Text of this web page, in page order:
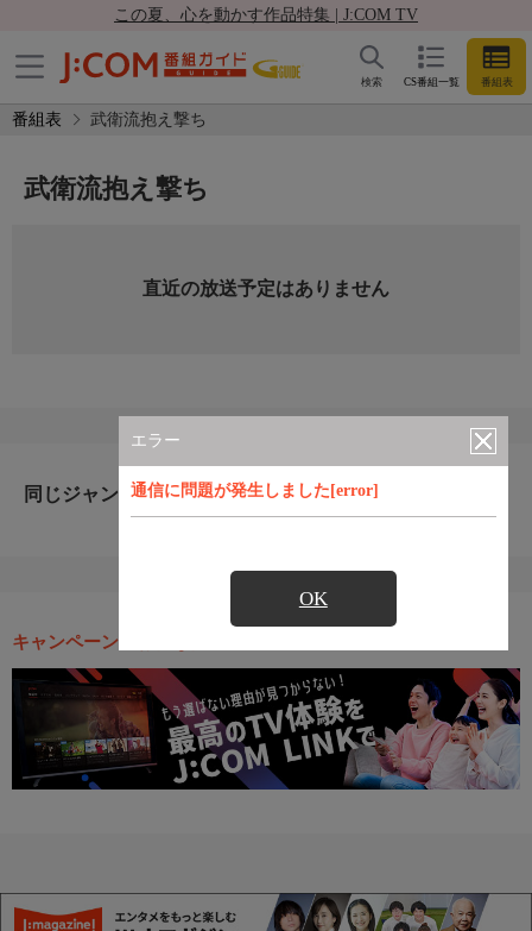
この夏、心を動かす作品特集 | J:COM TV
CS番組一覧 番組表
検索
番組表 武衛流抱え撃ち
エラー
通信に問題が発生しました[error]
OK
武衛流抱え撃ち
直近の放送予定はありません
同じジャンルのおすすめ番組
キャンペーン・お得な情報